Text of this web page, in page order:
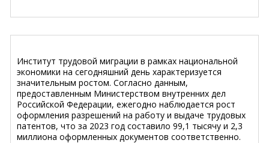
Институт трудовой миграции в рамках национальной
экономики на сегодняшний день характеризуется
значительным ростом. Согласно данным,
предоставленным Министерством внутренних дел
Российской Федерации, ежегодно наблюдается рост
оформления разрешений на работу и выдаче трудовых
патентов, что за 2023 год составило 99,1 тысячу и 2,3
миллиона оформленных документов соответственно.